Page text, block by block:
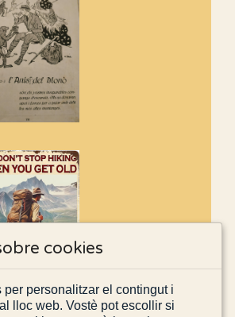
cookies
per personalitzar el contingut i
lloc web. Vostè pot escollir si